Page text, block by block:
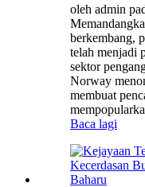
oleh admin
berkembang,
telah menjadi
sektor
Norway
membuat
Baca lagi